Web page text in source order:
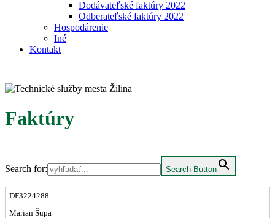
Dodávateľské faktúry 2022
Odberateľské faktúry 2022
Hospodárenie
Iné
Kontakt
Faktúry
Search for: Search Button
DF3224288
Marian Šupa